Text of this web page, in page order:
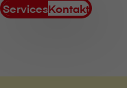
ServicesKontakt